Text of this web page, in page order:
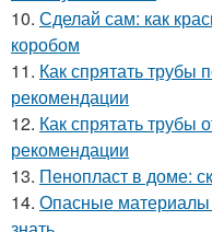
10. Сделай сам: как
коробом
11. Как спрятать трубы
рекомендации
12. Как спрятать трубы
рекомендации
13. Пенопласт в доме:
14. Опасные материалы